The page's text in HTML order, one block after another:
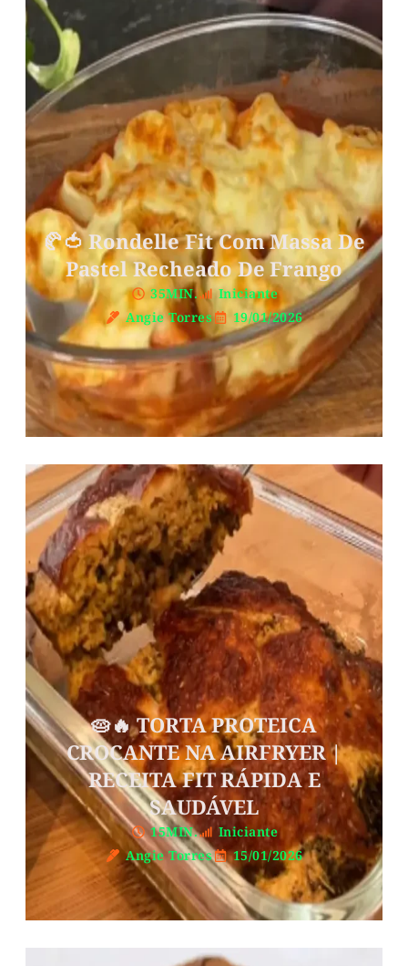
🥐🍅 Rondelle Fit Com Massa De
Pastel Recheado De Frango
35MIN.
Iniciante
Angie Torres
19/01/2026
🥧🔥 TORTA PROTEICA
CROCANTE NA AIRFRYER |
RECEITA FIT RÁPIDA E
SAUDÁVEL
15MIN.
Iniciante
Angie Torres
15/01/2026